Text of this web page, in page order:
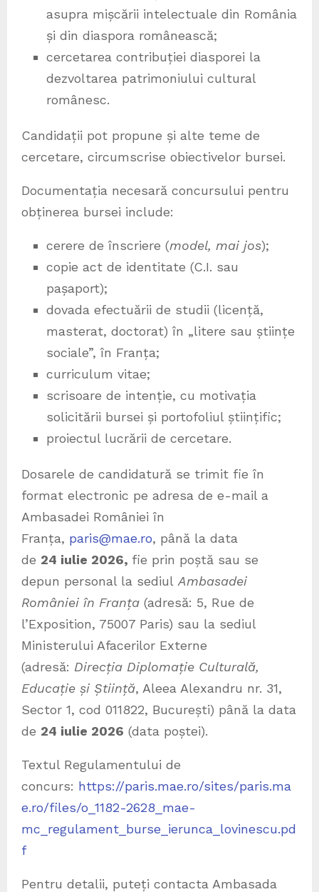
asupra mișcării intelectuale din România
și din diaspora românească;
cercetarea contribuției diasporei la
dezvoltarea patrimoniului cultural
românesc.
Candidații pot propune și alte teme de
cercetare, circumscrise obiectivelor bursei.
Documentația necesară concursului pentru
obținerea bursei include:
cerere de înscriere (model, mai jos);
copie act de identitate (C.I. sau
pașaport);
dovada efectuării de studii (licență,
masterat, doctorat) în „litere sau științe
sociale”, în Franța;
curriculum vitae;
scrisoare de intenție, cu motivația
solicitării bursei și portofoliul științific;
proiectul lucrării de cercetare.
Dosarele de candidatură se trimit fie în
format electronic pe adresa de e-mail a
Ambasadei României în
Franța, paris@mae.ro, până la data
de 24 iulie 2026, fie prin poștă sau se
depun personal la sediul Ambasadei
României în Franța (adresă: 5, Rue de
l’Exposition, 75007 Paris) sau la sediul
Ministerului Afacerilor Externe
(adresă: Direcția Diplomație Culturală,
Educație și Știință, Aleea Alexandru nr. 31,
Sector 1, cod 011822, București) până la data
de 24 iulie 2026 (data poștei).
Textul Regulamentului de
concurs: https://paris.mae.ro/sites/paris.ma
e.ro/files/o_1182-2628_mae-
mc_regulament_burse_ierunca_lovinescu.pd
f
Pentru detalii, puteți contacta Ambasada